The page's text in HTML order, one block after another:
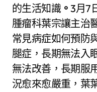
的生活知識 。3月7
腫瘤科葉宗讓主治
常見病症如何預防
腿症，長期無法入
無法改善，長期服
況愈來愈嚴重，葉